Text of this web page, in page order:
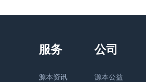
源本资讯
源本公益